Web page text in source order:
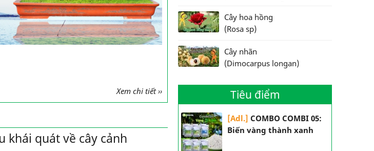
Xem chi tiết ››
khái quát về cây cảnh
Cây hoa hồng
(Rosa sp)
Cây nhãn
(Dimocarpus longan)
Tiêu điểm
[Adl.] COMBO COMBI 05:
Biến vàng thành xanh